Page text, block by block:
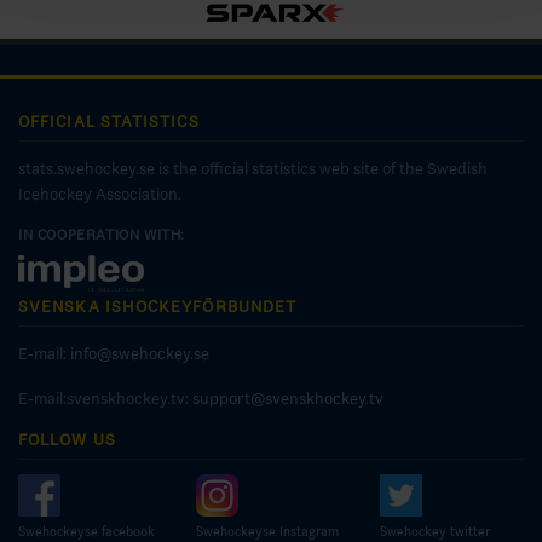
OFFICIAL STATISTICS
stats.swehockey.se is the official statistics web site of the Swedish
Icehockey Association.
IN COOPERATION WITH:
SVENSKA ISHOCKEYFÖRBUNDET
E-mail: info@swehockey.se
E-mail:svenskhockey.tv: support@svenskhockey.tv
FOLLOW US
Swehockeyse facebook Swehockeyse Instagram Swehockey twitter